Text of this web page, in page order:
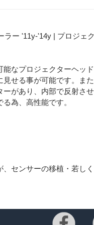
ー '11y-'14y | プロジェ
なプロジェクターヘッ
せる事が可能です。ま
があり、内部で反射さ
為、高性能です。
センサーの移植・若し